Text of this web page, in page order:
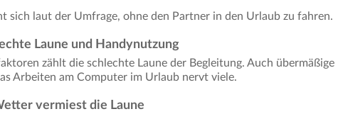
sich laut der Umfrage, ohne den Partner in den Urlaub zu fahren.
Laune und Handynutzung
zählt die schlechte Laune der Begleitung. Auch übermäßige
Arbeiten am Computer im Urlaub nervt viele.
vermiest die Laune